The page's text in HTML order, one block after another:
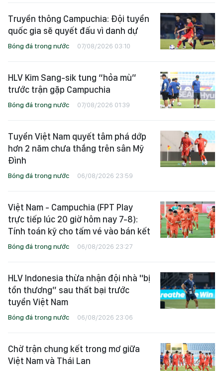
Truyền thông Campuchia: Đội tuyển
quốc gia sẽ quyết đấu vì danh dự
Bóng đá trong nước 07/08/2026 03:10
HLV Kim Sang-sik tung “hỏa mù”
trước trận gặp Campuchia
Bóng đá trong nước 07/08/2026 01:39
Tuyển Việt Nam quyết tâm phá dớp
hơn 2 năm chưa thắng trên sân Mỹ
Đình
Bóng đá trong nước 06/08/2026 23:59
Việt Nam - Campuchia (FPT Play
trực tiếp lúc 20 giờ hôm nay 7-8):
Tính toán kỹ cho tấm vé vào bán kết
Bóng đá trong nước 06/08/2026 23:27
HLV Indonesia thừa nhận đội nhà "bị
tổn thương” sau thất bại trước
tuyển Việt Nam
Bóng đá trong nước 06/08/2026 23:06
Chờ trận chung kết trong mơ giữa
Việt Nam và Thái Lan